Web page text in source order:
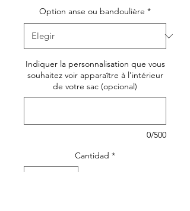
oferta
Option anse ou bandoulière *
Indiquer la personnalisation que vous
souhaitez voir apparaître à l'intérieur
de votre sac (opcional)
0/500
Cantidad *